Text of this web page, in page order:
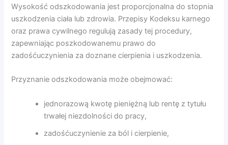
Wysokość odszkodowania jest proporcjonalna do stopnia
uszkodzenia ciała lub zdrowia. Przepisy Kodeksu karnego
oraz prawa cywilnego regulują zasady tej procedury,
zapewniając poszkodowanemu prawo do
zadośćuczynienia za doznane cierpienia i uszkodzenia.
Przyznanie odszkodowania może obejmować:
jednorazową kwotę pieniężną lub rentę z tytułu
trwałej niezdolności do pracy,
zadośćuczynienie za ból i cierpienie,